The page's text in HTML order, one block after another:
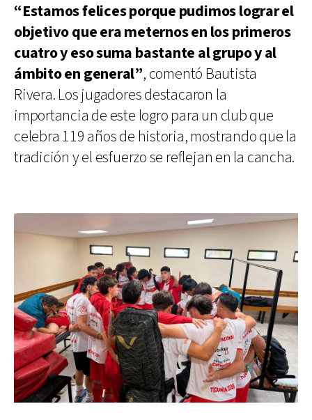
“Estamos felices porque pudimos lograr el
objetivo que era meternos en los primeros
cuatro y eso suma bastante al grupo y al
ámbito en general”, comentó Bautista
Rivera. Los jugadores destacaron la
importancia de este logro para un club que
celebra 119 años de historia, mostrando que la
tradición y el esfuerzo se reflejan en la cancha.